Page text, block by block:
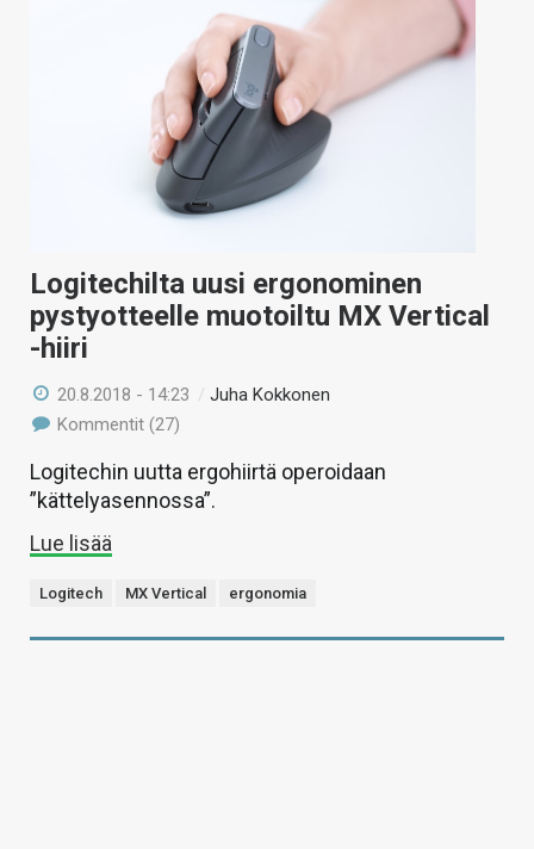
Logitechilta uusi ergonominen
pystyotteelle muotoiltu MX Vertical
-hiiri
20.8.2018 - 14:23 /Juha Kokkonen
Kommentit (27)
Logitechin uutta ergohiirtä operoidaan
”kättelyasennossa”.
Lue lisää
Logitech MX Vertical ergonomia